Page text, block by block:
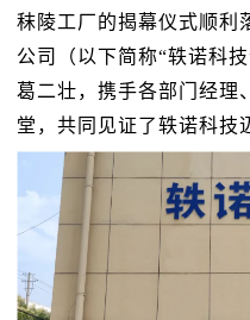
秣陵工厂的揭幕仪式顺利
公司（以下简称“轶诺科
葛二壮，携手各部门经理
堂，共同见证了轶诺科技